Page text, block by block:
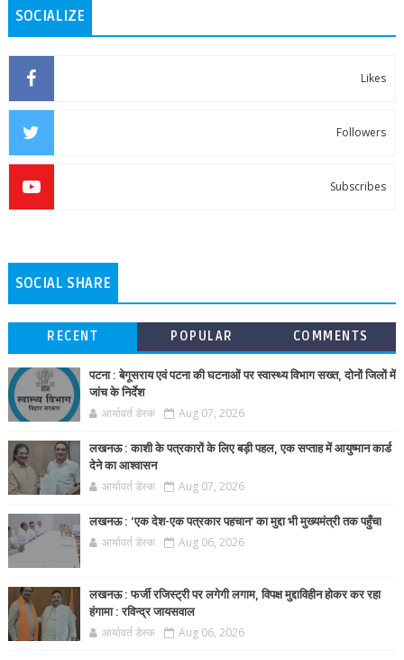
SOCIALIZE
Likes
Followers
Subscribes
SOCIAL SHARE
RECENT POPULAR COMMENTS
पटना : बेगूसराय एवं पटना की घटनाओं पर स्वास्थ्य विभाग सख्त, दोनों जिलों में
जांच के निर्देश
आर्यावर्त डेस्क Aug 07, 2026
लखनऊ : काशी के पत्रकारों के लिए बड़ी पहल, एक सप्ताह में आयुष्मान कार्ड
देने का आश्वासन
आर्यावर्त डेस्क Aug 07, 2026
लखनऊ : ‘एक देश-एक पत्रकार पहचान’ का मुद्दा भी मुख्यमंत्री तक पहुँचा
आर्यावर्त डेस्क Aug 06, 2026
लखनऊ : फर्जी रजिस्ट्री पर लगेगी लगाम, विपक्ष मुद्दाविहीन होकर कर रहा
हंगामा : रविन्द्र जायसवाल
आर्यावर्त डेस्क Aug 06, 2026